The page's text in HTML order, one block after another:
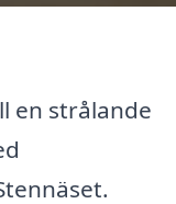
en strålande